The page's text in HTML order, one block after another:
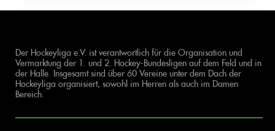
Der Hockeyliga e.V. ist verantwortlich für die Organisation und
Vermarktung der 1. und 2. Hockey-Bundesligen auf dem Feld und in
der Halle. Insgesamt sind über 60 Vereine unter dem Dach der
Hockeyliga organisiert, sowohl im Herren als auch im Damen
Bereich.